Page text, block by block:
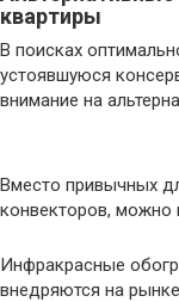
квартиры
В поисках
устоявшуюся
внимание на
Вместо привычных
конвекторов, можно
Инфракрасные
внедряются на